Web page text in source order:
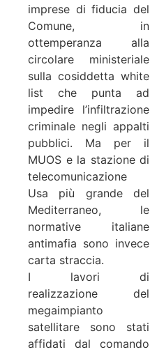
imprese di fiducia del
Comune, in
ottemperanza alla
circolare ministeriale
sulla cosiddetta white
list che punta ad
impedire l’infiltrazione
criminale negli appalti
pubblici. Ma per il
MUOS e la stazione di
telecomunicazione
Usa più grande del
Mediterraneo, le
normative italiane
antimafia sono invece
carta straccia.
I lavori di
realizzazione del
megaimpianto
satellitare sono stati
affidati dal comando